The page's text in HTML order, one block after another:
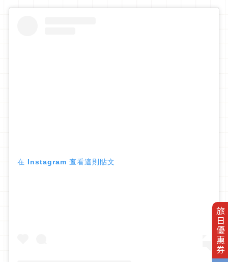
旅日優惠券
在 Instagram 查看這則貼文